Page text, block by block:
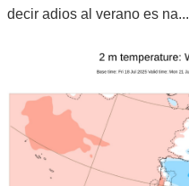
decir adios al verano es na...